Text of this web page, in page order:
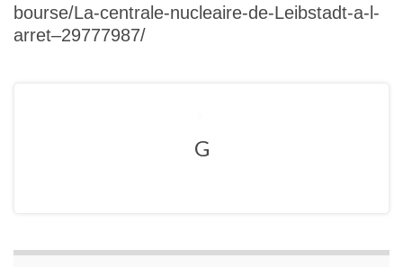
bourse/La-centrale-nucleaire-de-Leibstadt-a-l-
arret–29777987/
G